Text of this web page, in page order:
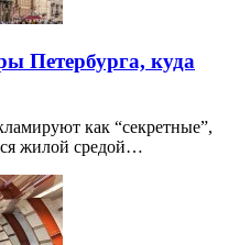
Петербурга, куда
как “секретные”,
жилой средой…